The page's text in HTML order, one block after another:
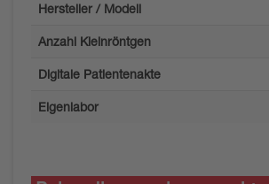
Hersteller / Modell
Anzahl Kleinröntgen
Digitale Patientenakte
Eigenlabor